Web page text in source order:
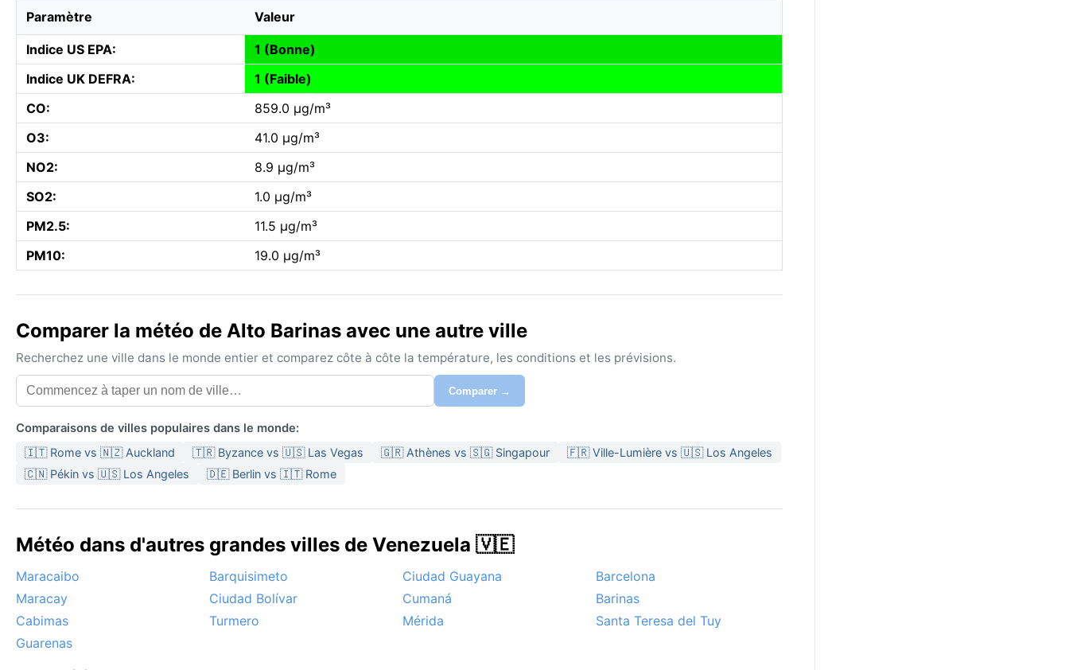
Paramètre Valeur
Indice US EPA:
1 (Bonne)
Indice UK DEFRA:
1 (Faible)
CO:
859.0 µg/m³
O3:
41.0 µg/m³
NO2:
8.9 µg/m³
SO2:
1.0 µg/m³
PM2.5:
11.5 µg/m³
PM10:
19.0 µg/m³
Comparer la météo de Alto Barinas avec une autre ville
Recherchez une ville dans le monde entier et comparez côte à côte la température, les conditions et les prévisions.
Comparer →
Comparaisons de villes populaires dans le monde:
🇮🇹 Rome vs 🇳🇿 Auckland 🇹🇷 Byzance vs 🇺🇸 Las Vegas 🇬🇷 Athènes vs 🇸🇬 Singapour
🇫🇷 Ville-Lumière vs 🇺🇸 Los Angeles
🇨🇳 Pékin vs 🇺🇸 Los Angeles
🇩🇪 Berlin vs 🇮🇹 Rome
Météo dans d'autres grandes villes de Venezuela 🇻🇪
Maracaibo Barquisimeto Ciudad Guayana
Barcelona
Maracay
Ciudad Bolívar Cumaná
Barinas
Cabimas
Turmero Mérida
Santa Teresa del Tuy
Guarenas